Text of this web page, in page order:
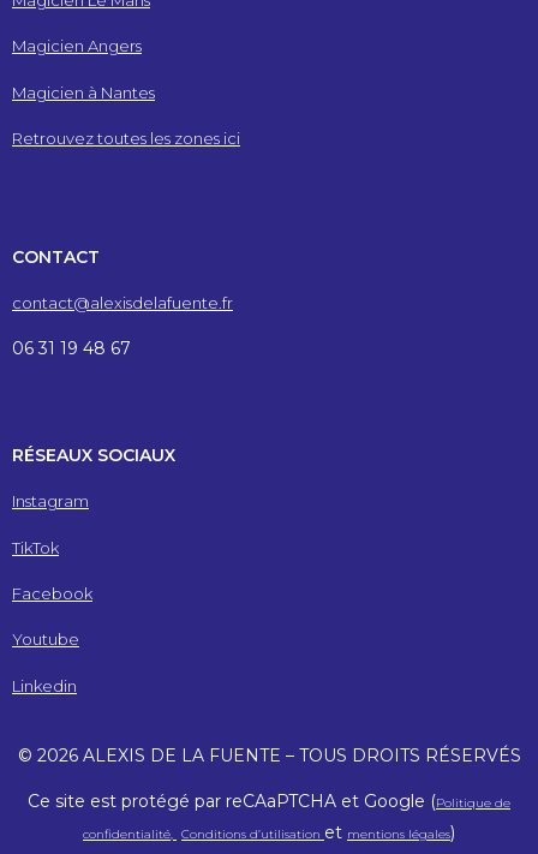
Magicien Angers
Magicien à Nantes
Retrouvez toutes les zones ici
CONTACT
contact@alexisdelafuente.fr
06 31 19 48 67
RÉSEAUX SOCIAUX
Instagram
TikTok
Facebook
Youtube
Linkedin
© 2026 ALEXIS DE LA FUENTE – TOUS DROITS RÉSERVÉS
Ce site est protégé par reCAaPTCHA et Google (Politique de
confidentialité, Conditions d’utilisation et mentions légales)